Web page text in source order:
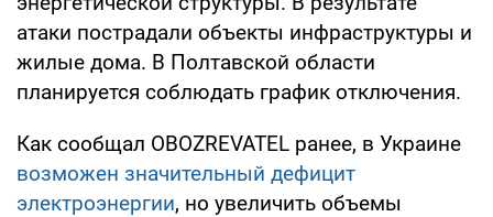
атаки пострадали объекты инфраструктуры и
жилые дома. В Полтавской области
планируется соблюдать график отключения.
Как сообщал OBOZREVATEL ранее, в Украине
возможен значительный дефицит
электроэнергии, но увеличить объемы